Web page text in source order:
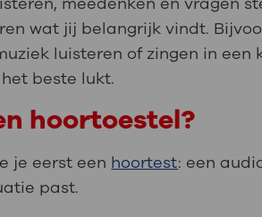
wat jij belangrijk vindt.
luisteren of zingen in
beste lukt.
hoortoestel?
je eerst een hoortest: een
past.